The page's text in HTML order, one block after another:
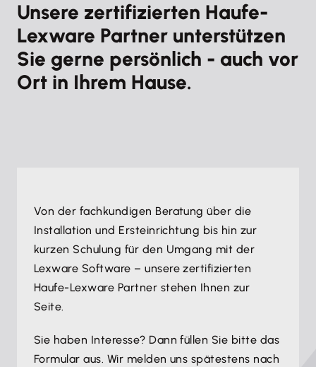
Version 2025
Anleitung für einen Rechnerwechsel - Lexware
Standard
Datenbankserver ist noch nicht gestartet!
Meldung 'Fehler bei der
Versionsinitialisierung...' beim Programmstart
Version 2026: Die Anwendung kann nicht
gestartet werden, da die Schreibrechte (...)
vorhanden sind' beim Programmstart
Das Lexware-Programm ist verschwunden /
nicht mehr installiert
Datensicherung bzw. Rücksicherung des
ELSTER Zertifikats beim Rechnerwechsel
Fehler: DaSi_RESTORE - Die ausgewählte
Sicherung konnte nicht geöffnet werden
Unsere zertifizierten Haufe-
Lexware Partner unterstützen
Sie gerne persönlich - auch vor
Ort in Ihrem Hause.
Von der fachkundigen Beratung über die
Installation und Ersteinrichtung bis hin zur
kurzen Schulung für den Umgang mit der
Lexware Software – unsere zertifizierten
Haufe-Lexware Partner stehen Ihnen zur
Seite.
Sie haben Interesse? Dann füllen Sie bitte das
Formular aus. Wir melden uns spätestens nach